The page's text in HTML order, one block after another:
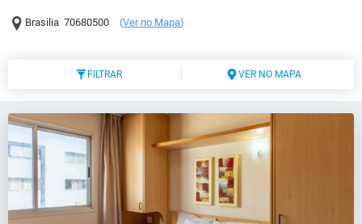
Brasilia 70680500 (Ver no Mapa)
FILTRAR VER NO MAPA